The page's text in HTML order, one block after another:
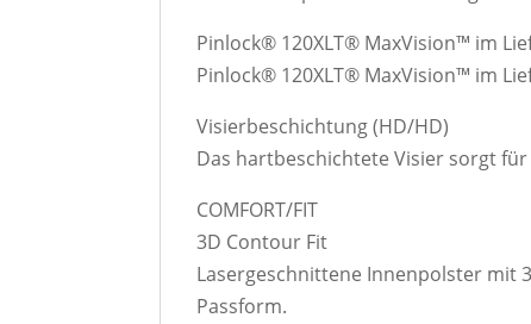
Pinlock® 120XLT® MaxVision™ im
Pinlock® 120XLT® MaxVision™ im
Visierbeschichtung (HD/HD)
Das hartbeschichtete Visier sorgt
COMFORT/FIT
3D Contour Fit
Lasergeschnittene Innenpolster mit
Passform.